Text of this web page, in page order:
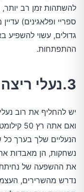
להשתהות זמן רב יותר,
ספריי ופלאגינים)
גדולים, עשוי להשפיע
ההתפתחות.
3.נעלי ריצה שחוקות
ואם
הנעליים שלך בערך
נשחקות, הן מאבדות את
את ההשפעה של נחיתת
נדרש מהשרירים,